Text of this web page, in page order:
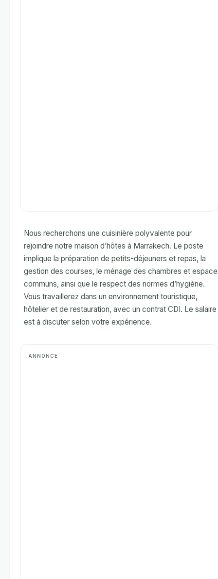
Nous recherchons une cuisinière polyvalente pour
rejoindre notre maison d’hôtes à Marrakech. Le poste
implique la préparation de petits-déjeuners et repas, la
gestion des courses, le ménage des chambres et
communs, ainsi que le respect des normes d’hygiène.
Vous travaillerez dans un environnement touristique,
hôtelier et de restauration, avec un contrat CDI. Le salaire
est à discuter selon votre expérience.